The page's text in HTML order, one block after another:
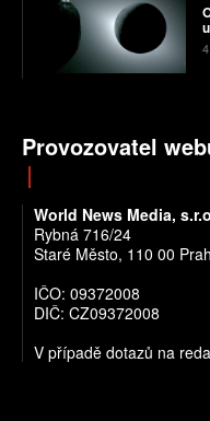
Provozovatel
World News Media,
Rybná 716/24
Staré Město, 110 00
IČO: 09372008
DIČ: CZ09372008
V případě dotazů na